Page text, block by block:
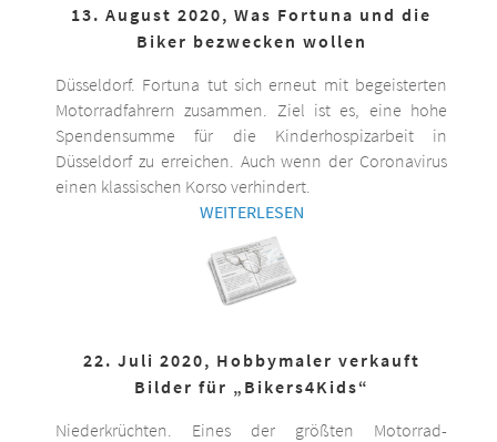
13. August 2020, Was Fortuna und die
Biker bezwecken wollen
Düsseldorf. Fortuna tut sich erneut mit begeisterten
Motorradfahrern zusammen. Ziel ist es, eine hohe
Spendensumme für die Kinderhospizarbeit in
Düsseldorf zu erreichen. Auch wenn der Coronavirus
einen klassischen Korso verhindert.
WEITERLESEN
22. Juli 2020, Hobbymaler verkauft
Bilder für „Bikers4Kids“
Niederkrüchten. Eines der größten Motorrad-